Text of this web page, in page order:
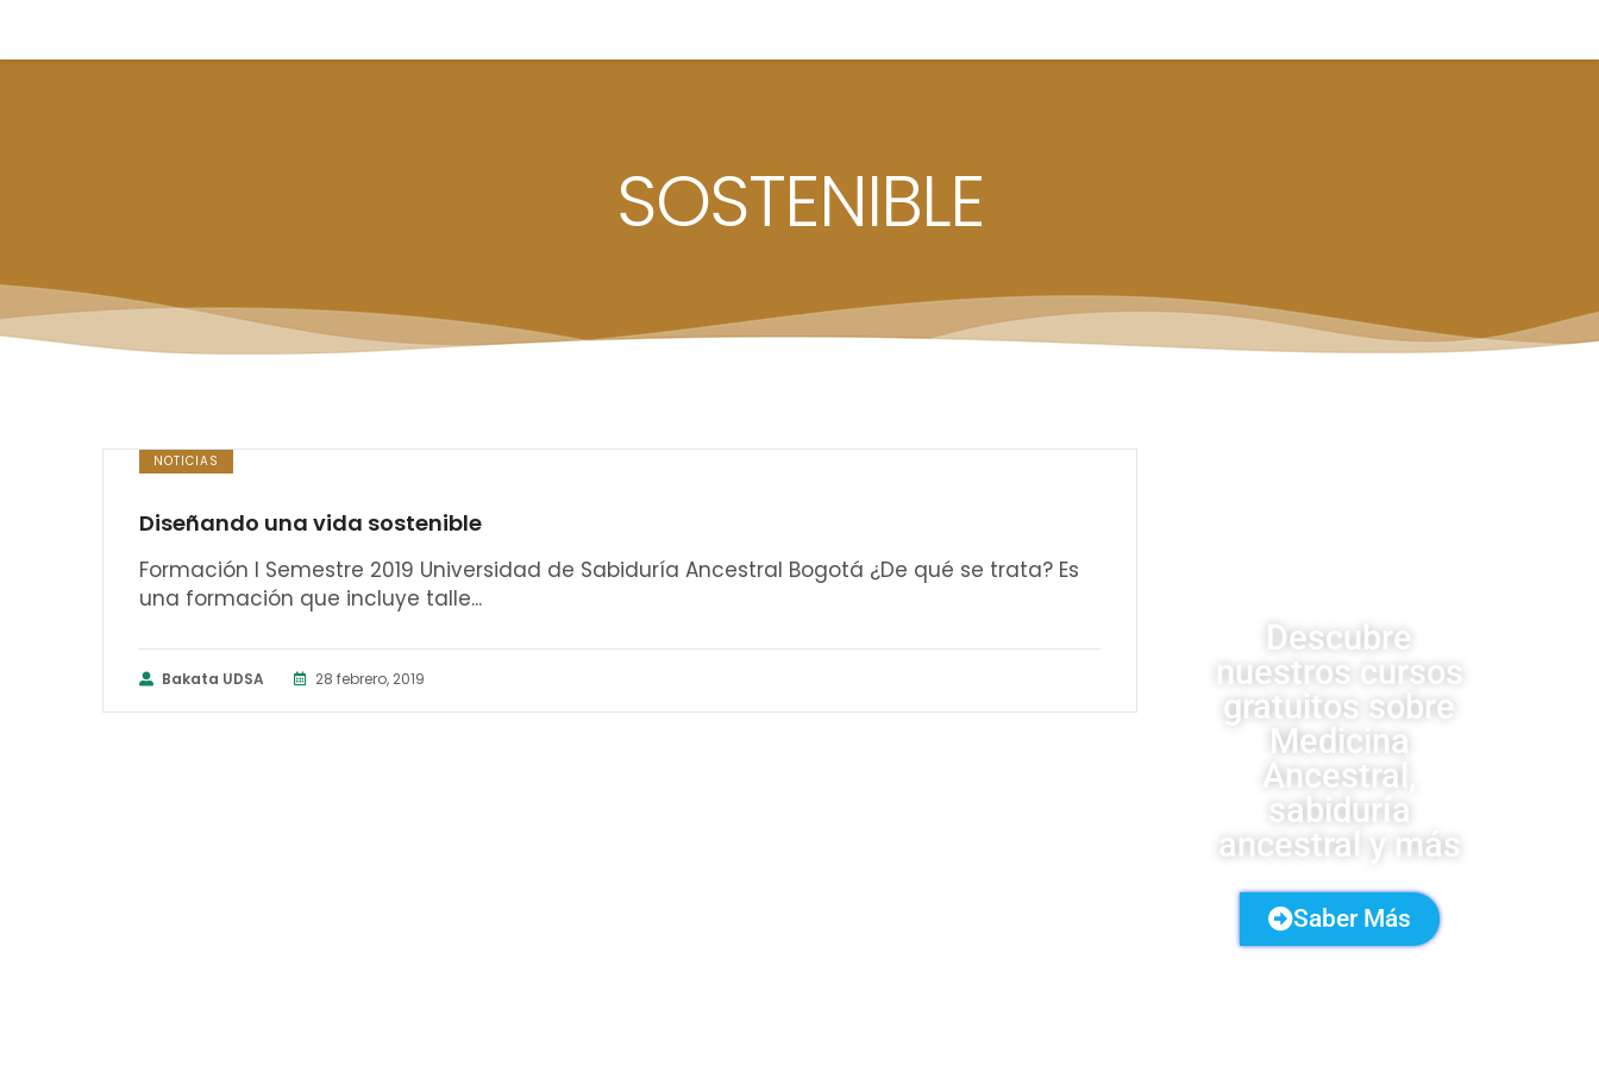
SOSTENIBLE
NOTICIAS
Diseñando una vida sostenible
Formación I Semestre 2019 Universidad de Sabiduría Ancestral Bogotá ¿De qué se trata? Es
una formación que incluye talle...
Bakata UDSA 28 febrero, 2019
Descubre
nuestros cursos
gratuitos sobre
Medicina
Ancestral,
sabiduría
ancestral y más
Saber Más